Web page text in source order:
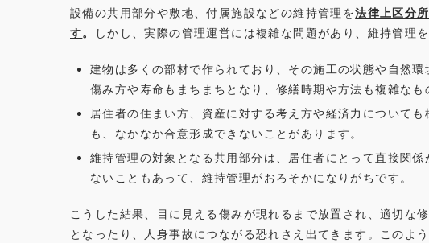
設備の共用部分や敷地、付属施設などの維持管理を法律上区分
す。 しかし、実際の管理運営には複雑な問題があり、維持管理
建物は多くの部材で作られており、その施工の状態や自然
傷み方や寿命もまちまちとなり、修繕時期や方法も複雑なも
居住者の住まい方、資産に対する考え方や経済力について
も、なかなか合意形成できないことがあります。
維持管理の対象となる共用部分は、居住者にとって直接関
ないこともあって、維持管理がおろそかになりがちです。
こうした結果、目に見える傷みが現れるまで放置され、適切な
となったり、人身事故につながる恐れさえ出てきます。このよ